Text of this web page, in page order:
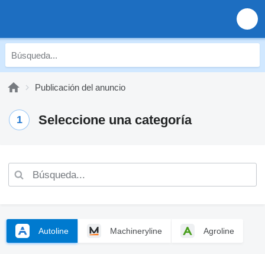
Publicación del anuncio
1 Seleccione una categoría
Autoline Machineryline Agroline